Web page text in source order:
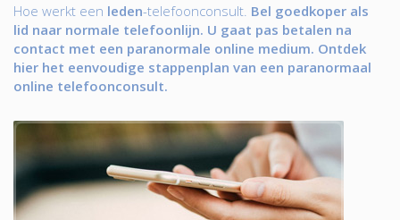
Hoe werkt een leden-telefoonconsult. Bel goedkoper als
lid naar normale telefoonlijn. U gaat pas betalen na
contact met een paranormale online medium. Ontdek
hier het eenvoudige stappenplan van een paranormaal
online telefoonconsult.